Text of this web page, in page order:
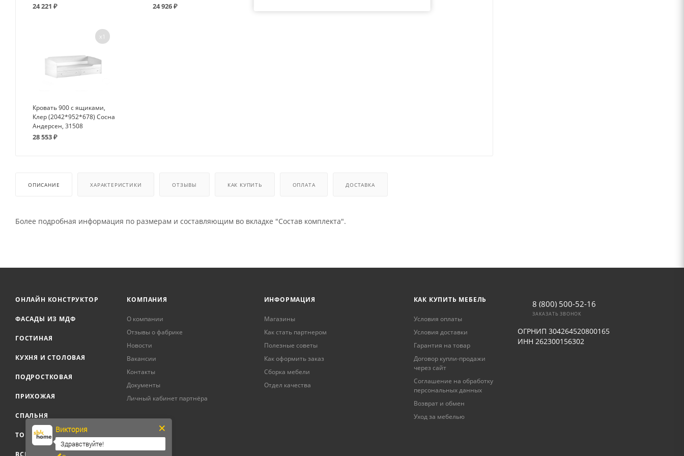
24 221 ₽ 24 926₽
x1
Кровать 900 с ящиками,
Клер (2042*952*678) Сосна
Андерсен, 31508
28 553₽
ОПИСАНИЕ ХАРАКТЕРИСТИКИ ОТЗЫВЫ КАК КУПИТЬ ОПЛАТА ДОСТАВКА
Более подробная информация по размерам и составляющим во вкладке "Состав комплекта".
ОНЛАЙН КОНСТРУКТОР
ФАСАДЫ ИЗ МДФ
ГОСТИНАЯ
КУХНЯ И СТОЛОВАЯ
ПОДРОСТКОВАЯ
ПРИХОЖАЯ
СПАЛЬНЯ
ТОВАРЫ ДЛЯ ДОМА
ВСЕ ТОВАРЫ
КОМПАНИЯ
О компании
Отзывы о фабрике
Новости
Вакансии
Контакты
Документы
Личный кабинет партнёра
ИНФОРМАЦИЯ
Магазины
Как стать партнером
Полезные советы
Как оформить заказ
Сборка мебели
Отдел качества
КАК КУПИТЬ МЕБЕЛЬ
Условия оплаты
Условия доставки
Гарантия на товар
Договор купли-продажи
через сайт
Соглашение на обработку
персональных данных
Возврат и обмен
Уход за мебелью
8 (800) 500-52-16
ЗАКАЗАТЬ ЗВОНОК
ОГРНИП 304264520800165
ИНН 262300156302
Виктория
Здравствуйте!